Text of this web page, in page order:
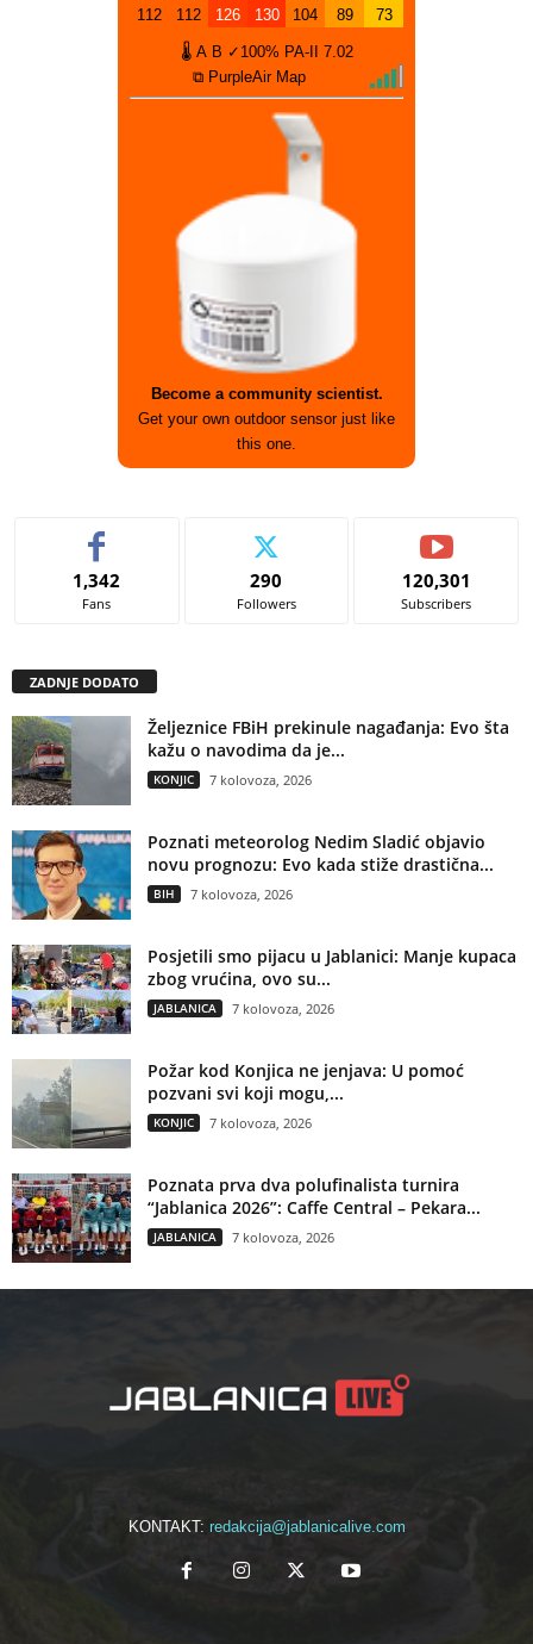
112
112
126
130
104
89
73
🌡 A B ✓100% PA-II
7.02
⧉ PurpleAir Map
Become a community scientist.
Get your own outdoor sensor just like
this one.
1,342
Fans
290
Followers
120,301
Subscribers
ZADNJE DODATO
Željeznice FBiH prekinule nagađanja: Evo šta
kažu o navodima da je...
KONJIC 7 kolovoza, 2026
Poznati meteorolog Nedim Sladić objavio
novu prognozu: Evo kada stiže drastična...
BIH 7 kolovoza, 2026
Posjetili smo pijacu u Jablanici: Manje kupaca
zbog vrućina, ovo su...
JABLANICA 7 kolovoza, 2026
Požar kod Konjica ne jenjava: U pomoć
pozvani svi koji mogu,...
KONJIC 7 kolovoza, 2026
Poznata prva dva polufinalista turnira
“Jablanica 2026”: Caffe Central – Pekara...
JABLANICA 7 kolovoza, 2026
KONTAKT: redakcija@jablanicalive.com